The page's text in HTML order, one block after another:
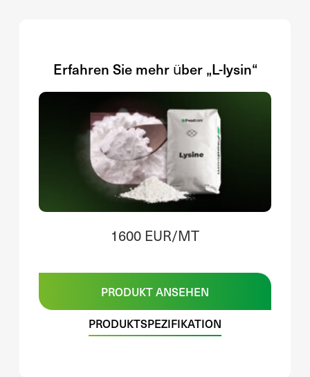
Erfahren Sie mehr über „L-lysin“
1600 EUR/MT
PRODUKT ANSEHEN
PRODUKTSPEZIFIKATION